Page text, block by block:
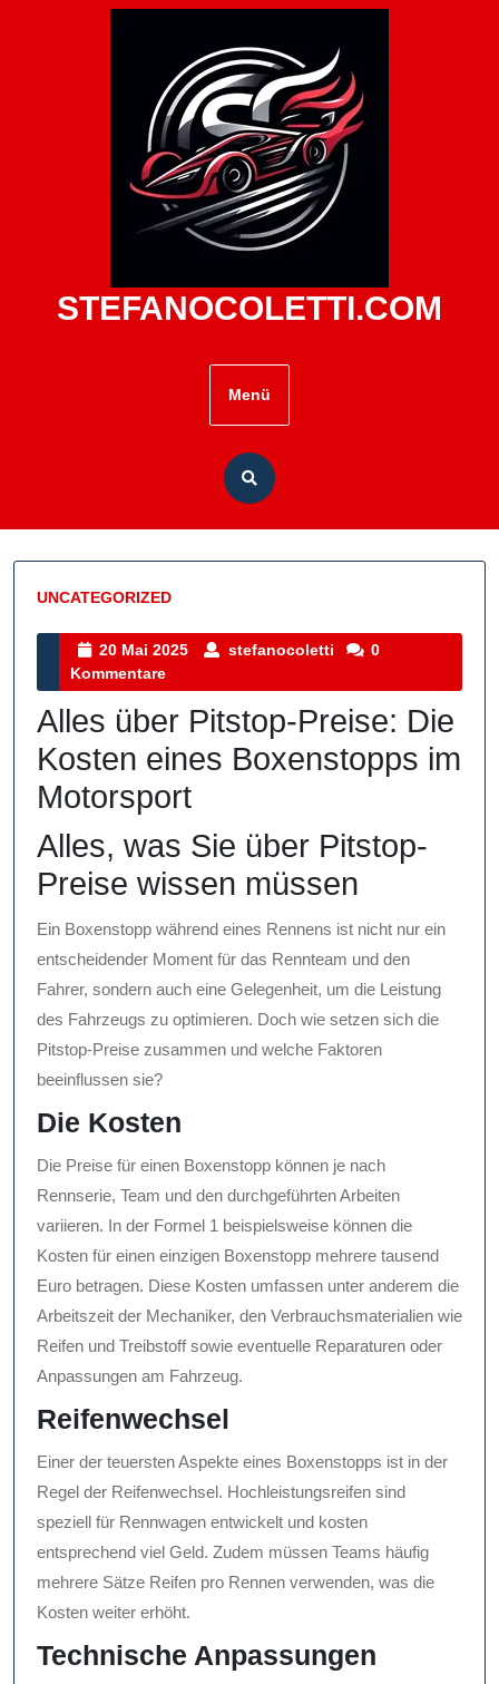
STEFANOCOLETTI.COM
Menü
UNCATEGORIZED
Kategorie
20 Mai 2025
20
2025
stefanocoletti stefanocoletti
0
Kommentare
Alles über Pitstop-Preise: Die
Kosten eines Boxenstopps im
Motorsport
Alles, was Sie über Pitstop-
Preise wissen müssen
Ein Boxenstopp während eines Rennens ist nicht nur ein
entscheidender Moment für das Rennteam und den
Fahrer, sondern auch eine Gelegenheit, um die Leistung
des Fahrzeugs zu optimieren. Doch wie setzen sich die
Pitstop-Preise zusammen und welche Faktoren
beeinflussen sie?
Die Kosten
Die Preise für einen Boxenstopp können je nach
Rennserie, Team und den durchgeführten Arbeiten
variieren. In der Formel 1 beispielsweise können die
Kosten für einen einzigen Boxenstopp mehrere tausend
Euro betragen. Diese Kosten umfassen unter anderem die
Arbeitszeit der Mechaniker, den Verbrauchsmaterialien wie
Reifen und Treibstoff sowie eventuelle Reparaturen oder
Anpassungen am Fahrzeug.
Reifenwechsel
Einer der teuersten Aspekte eines Boxenstopps ist in der
Regel der Reifenwechsel. Hochleistungsreifen sind
speziell für Rennwagen entwickelt und kosten
entsprechend viel Geld. Zudem müssen Teams häufig
mehrere Sätze Reifen pro Rennen verwenden, was die
Kosten weiter erhöht.
Technische Anpassungen